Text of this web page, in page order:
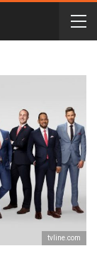
tvline.com